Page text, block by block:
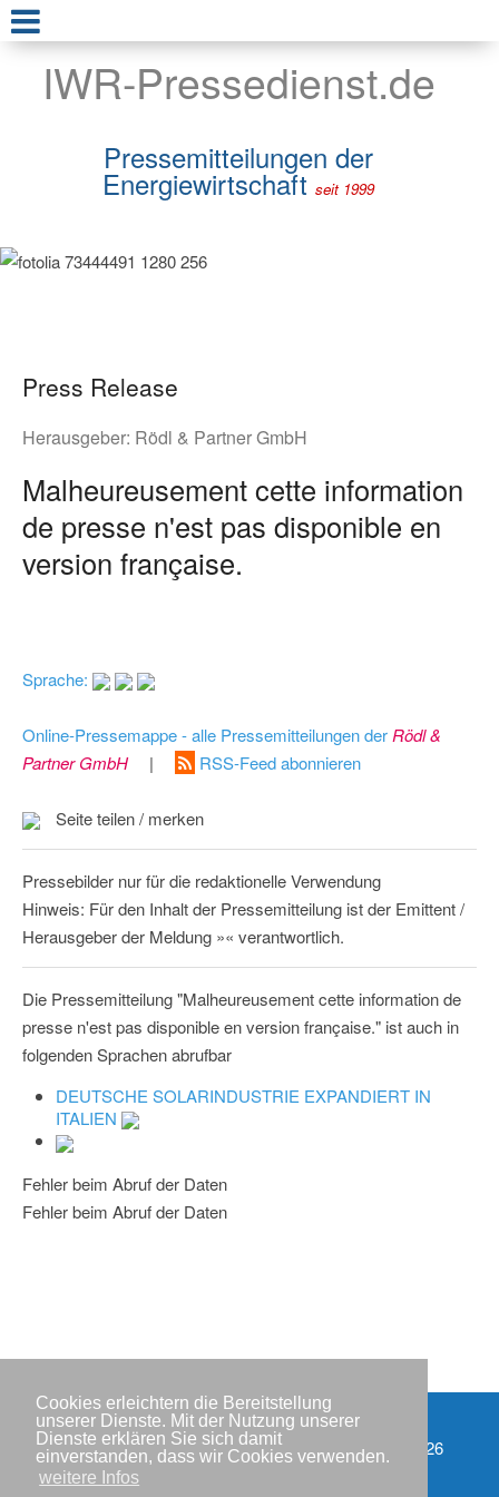
Cookies erleichtern die Bereitstellung
unserer Dienste. Mit der Nutzung unserer
Dienste erklären Sie sich damit
einverstanden, dass wir Cookies verwenden.
weitere Infos
IWR-Pressedienst.de
Pressemitteilungen der
Energiewirtschaft seit 1999
Press Release
Herausgeber: Rödl & Partner GmbH
Malheureusement cette information
de presse n'est pas disponible en
version française.
Sprache:
Online-Pressemappe - alle Pressemitteilungen derRödl &
Partner GmbH
| RSS-Feed abonnieren
Seite teilen / merken
Pressebilder nur für die redaktionelle Verwendung
Hinweis: Für den Inhalt der Pressemitteilung ist der Emittent /
Herausgeber der Meldung »« verantwortlich.
Die Pressemitteilung "Malheureusement cette information de
presse n'est pas disponible en version française." ist auch in
folgenden Sprachen abrufbar
DEUTSCHE SOLARINDUSTRIE EXPANDIERT IN
ITALIEN
Fehler beim Abruf der Daten
Fehler beim Abruf der Daten
Partner
Impressum
Copyright © IWR 2026